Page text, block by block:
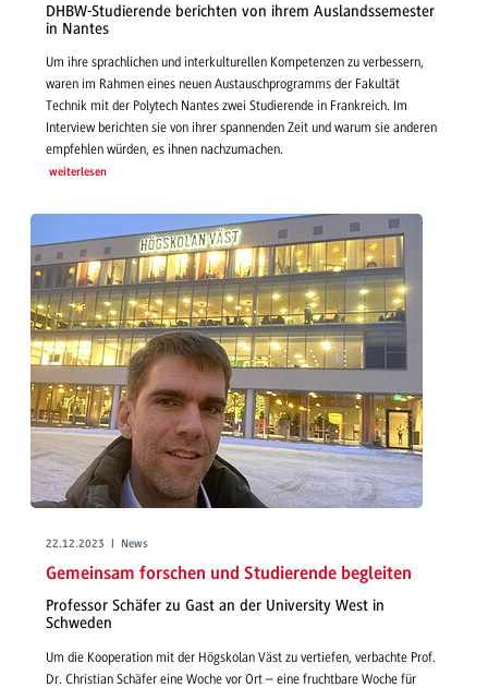
DHBW-Studierende berichten von ihrem Auslandssemester
in Nantes
Um ihre sprachlichen und interkulturellen Kompetenzen zu verbessern,
waren im Rahmen eines neuen Austauschprogramms der Fakultät
Technik mit der Polytech Nantes zwei Studierende in Frankreich. Im
Interview berichten sie von ihrer spannenden Zeit und warum sie anderen
empfehlen würden, es ihnen nachzumachen.
weiterlesen
22.12.2023 | News
Gemeinsam forschen und Studierende begleiten
Professor Schäfer zu Gast an der University West in
Schweden
Um die Kooperation mit der Högskolan Väst zu vertiefen, verbachte Prof.
Dr. Christian Schäfer eine Woche vor Ort – eine fruchtbare Woche für